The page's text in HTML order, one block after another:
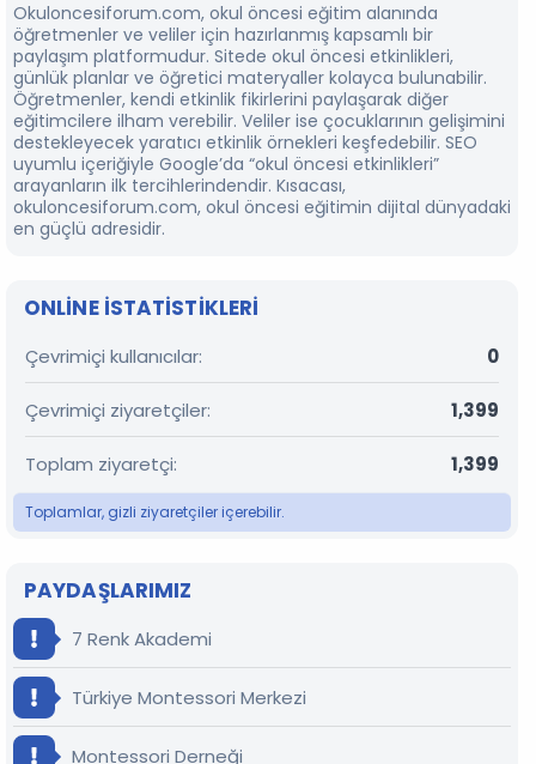
Okuloncesiforum.com, okul öncesi eğitim alanında
öğretmenler ve veliler için hazırlanmış kapsamlı bir
paylaşım platformudur. Sitede okul öncesi etkinlikleri,
günlük planlar ve öğretici materyaller kolayca bulunabilir.
Öğretmenler, kendi etkinlik fikirlerini paylaşarak diğer
eğitimcilere ilham verebilir. Veliler ise çocuklarının gelişimini
destekleyecek yaratıcı etkinlik örnekleri keşfedebilir. SEO
uyumlu içeriğiyle Google’da “okul öncesi etkinlikleri”
arayanların ilk tercihlerindendir. Kısacası,
okuloncesiforum.com, okul öncesi eğitimin dijital dünyadaki
en güçlü adresidir.
ONLINE ISTATISTIKLERI
Çevrimiçi kullanıcılar 0
Çevrimiçi ziyaretçiler 1,399
Toplam ziyaretçi 1,399
Toplamlar, gizli ziyaretçiler içerebilir.
PAYDAŞLARIMIZ
7 Renk Akademi
Türkiye Montessori Merkezi
Montessori Derneği